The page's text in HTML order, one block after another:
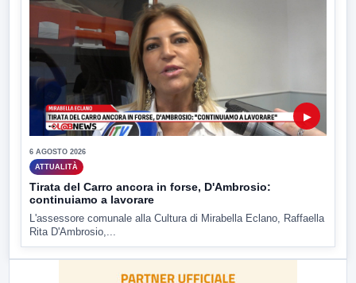
▶
6 AGOSTO 2026
ATTUALITÀ
Tirata del Carro ancora in forse, D'Ambrosio:
continuiamo a lavorare
L'assessore comunale alla Cultura di Mirabella Eclano, Raffaella
Rita D'Ambrosio,...